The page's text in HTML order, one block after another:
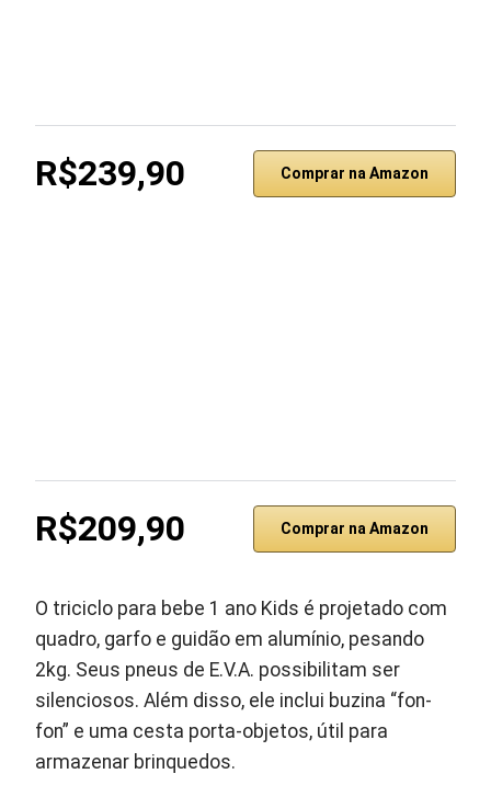
R$239,90 Comprar na Amazon
R$209,90 Comprar na Amazon
O triciclo para bebe 1 ano Kids é projetado com
quadro, garfo e guidão em alumínio, pesando
2kg. Seus pneus de E.V.A. possibilitam ser
silenciosos. Além disso, ele inclui buzina “fon-
fon” e uma cesta porta-objetos, útil para
armazenar brinquedos.